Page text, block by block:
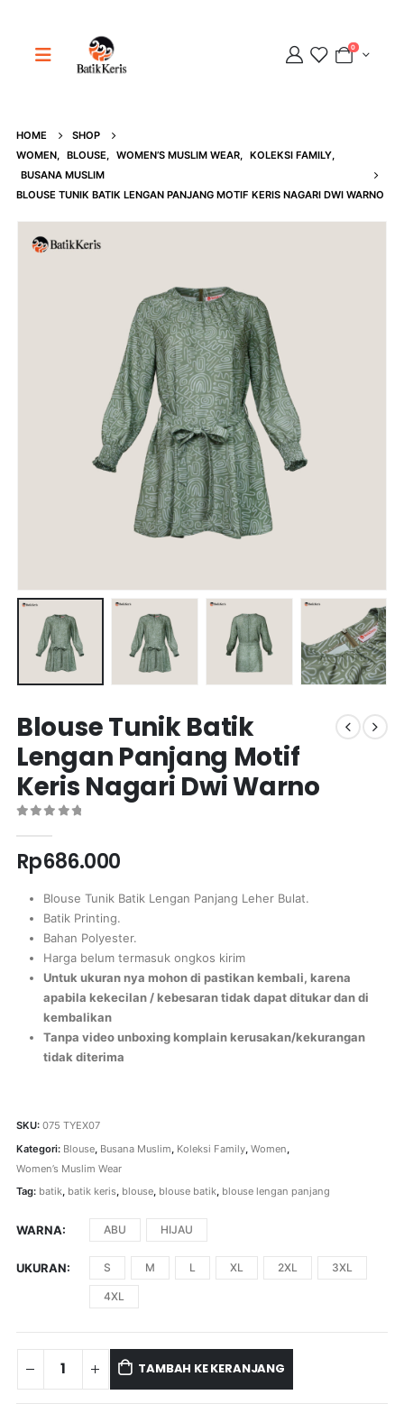
0
HOME
SHOP
WOMEN, BLOUSE, WOMEN’S MUSLIM WEAR, KOLEKSI FAMILY,
BUSANA MUSLIM
BLOUSE TUNIK BATIK LENGAN PANJANG MOTIF KERIS NAGARI DWI WARNO
Blouse Tunik Batik
Lengan Panjang Motif
Keris Nagari Dwi Warno
Rp686.000
Blouse Tunik Batik Lengan Panjang Leher Bulat.
Batik Printing.
Bahan Polyester.
Harga belum termasuk ongkos kirim
Untuk ukuran nya mohon di pastikan kembali, karena
apabila kekecilan / kebesaran tidak dapat ditukar dan di
kembalikan
Tanpa video unboxing komplain kerusakan/kekurangan
tidak diterima
SKU: 075 TYEX07
Kategori: Blouse, Busana Muslim Koleksi Family, Women
Women’s Muslim Wear
Tag: batik, batik keris, blouse, blouse batik, blouse lengan panjang
WARNA ABU HIJAU
UKURAN S M L XL 2XL 3XL
4XL
TAMBAH KE KERANJANG
Adipati